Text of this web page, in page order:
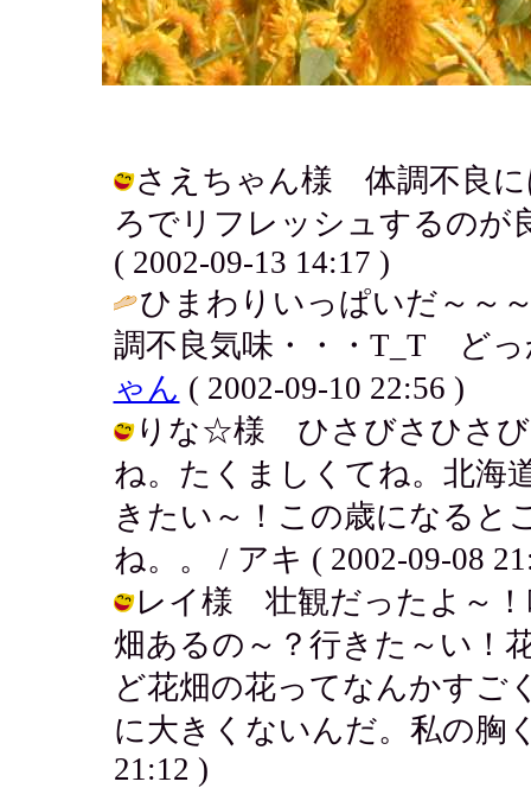
さえちゃん様 体調不良に
ろでリフレッシュするのが
( 2002-09-13 14:17 )
ひまわりいっぱいだ～～
調不良気味・・・T_T ど
ゃん ( 2002-09-10 22:56 )
りな☆様 ひさびさひさび
ね。たくましくてね。北海
きたい～！この歳になると
ね。。 / アキ ( 2002-09-08
レイ様 壮観だったよ～！
畑あるの～？行きた～い！
ど花畑の花ってなんかすご
に大きくないんだ。私の胸
21:12 )